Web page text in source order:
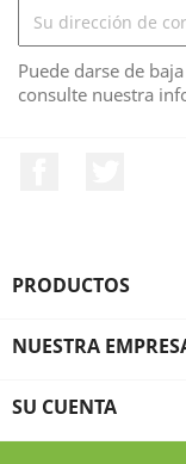
Puede darse de
consulte nuestra
PRODUCTOS
NUESTRA
SU CUENTA